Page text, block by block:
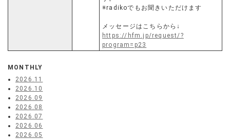
※radikoでもお聞きいただけます
メッセージはこちらから↓
https://hfm.jp/request/?
program=p23
MONTHLY
2026.11
2026.10
2026.09
2026.08
2026.07
2026.06
2026.05